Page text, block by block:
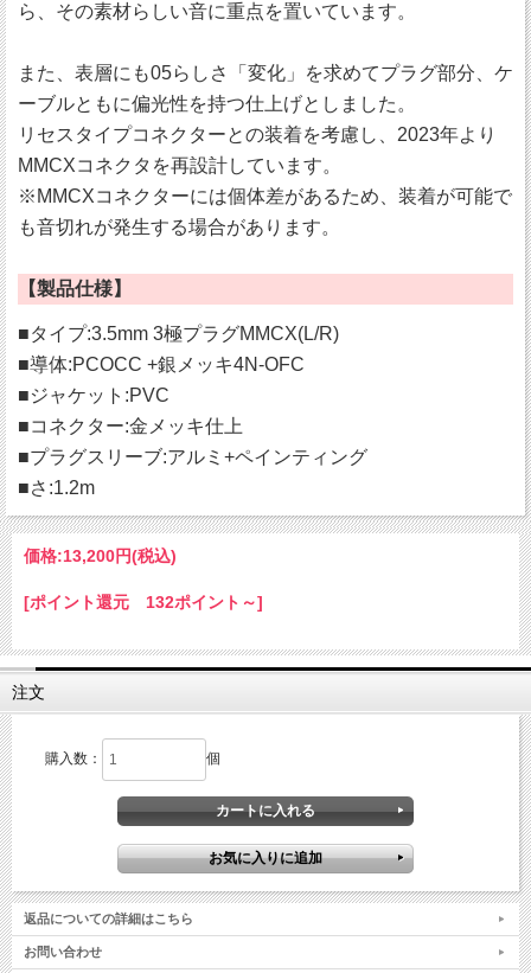
ら、その素材らしい音に重点を置いています。
また、表層にも05らしさ「変化」を求めてプラグ部分、ケ
ーブルともに偏光性を持つ仕上げとしました。
リセスタイプコネクターとの装着を考慮し、2023年より
MMCXコネクタを再設計しています。
※MMCXコネクターには個体差があるため、装着が可能で
も音切れが発生する場合があります。
【製品仕様】
■タイプ:3.5mm 3極プラグMMCX(L/R)
■導体:PCOCC +銀メッキ4N-OFC
■ジャケット:PVC
■コネクター:金メッキ仕上
■プラグスリーブ:アルミ+ペインティング
■さ:1.2m
価格:13,200円(税込)
[ポイント還元 132ポイント～]
注文
購入数： 個
返品についての詳細はこちら
お問い合わせ